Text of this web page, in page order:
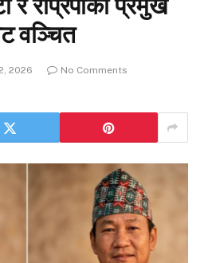
वञ्चित
2026
No Comments